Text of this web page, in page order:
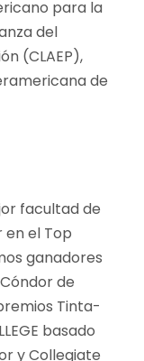
para la
del
(CLAEP),
de
facultad de
en el Top
ganadores
de
Tinta-
basado
y Collegiate